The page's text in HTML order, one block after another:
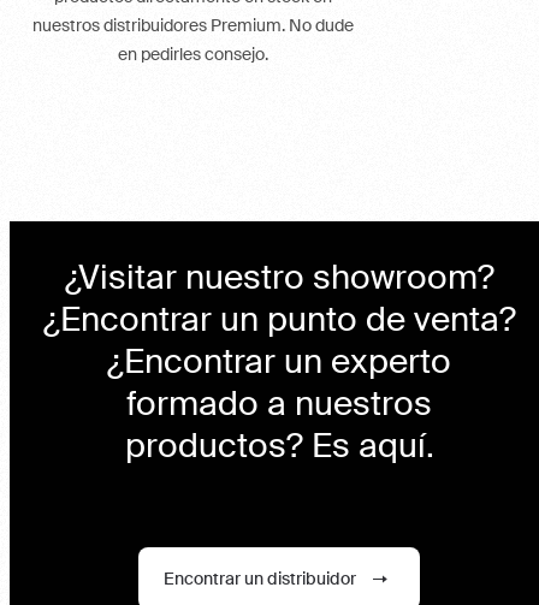
nuestros distribuidores Premium. No dude
en pedirles consejo.
¿Visitar nuestro showroom?
¿Encontrar un punto de venta?
¿Encontrar un experto
formado a nuestros
productos? Es aquí.
Encontrar un distribuidor